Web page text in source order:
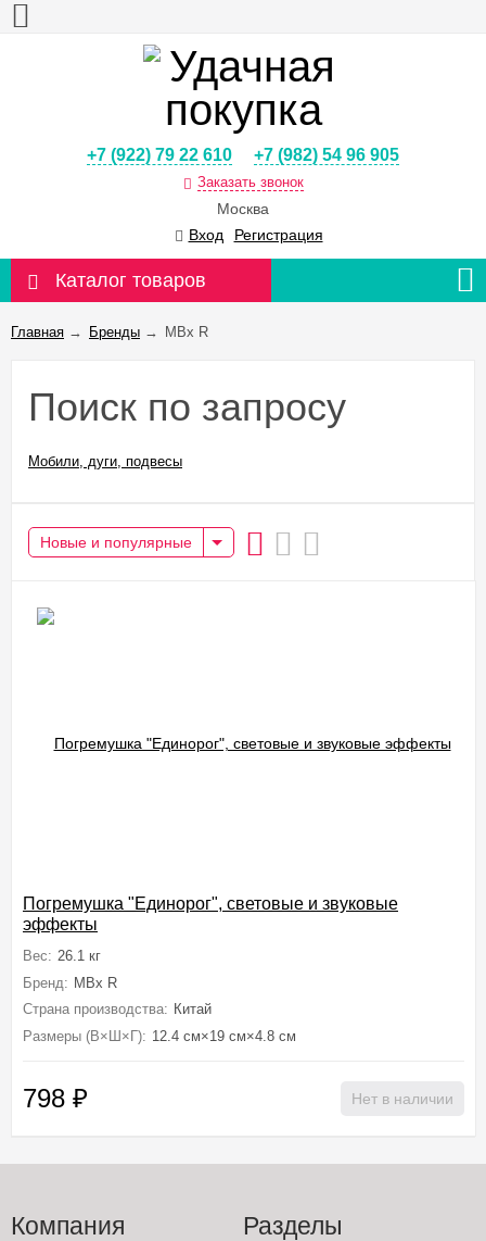
+7 (922) 79 22 610 +7 (982) 54 96 905
Заказать звонок
Москва
Вход
Регистрация
Каталог товаров
Главная → Бренды → MBx R
Поиск по запросу
Мобили, дуги, подвесы
Новые и популярные
Погремушка "Единорог", световые и звуковые
эффекты
Вес: 26.1 кг
Бренд: MBx R
Страна производства: Китай
Размеры (В×Ш×Г): 12.4 см×19 см×4.8 см
798 ₽ Нет в наличии
Компания Разделы